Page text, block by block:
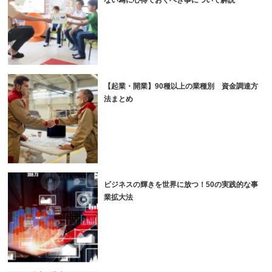
【起業・開業】90種以上の業種別 資金調達方
法まとめ
ビジネスの輝きを世界に放つ！50の実践的な事
業拡大法